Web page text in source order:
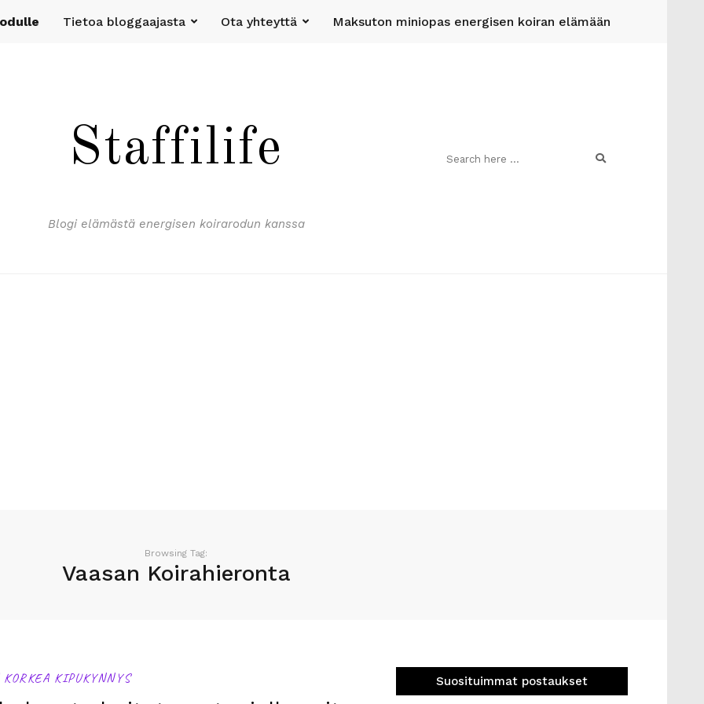
Tietoa bloggaajasta Ota yhteyttä Maksuton miniopas energisen koiran elämään
Staffilife
Blogi elämästä energisen koirarodun kanssa
Browsing Tag:
Vaasan Koirahieronta
KIPUKYNNYS Suosituimmat postaukset